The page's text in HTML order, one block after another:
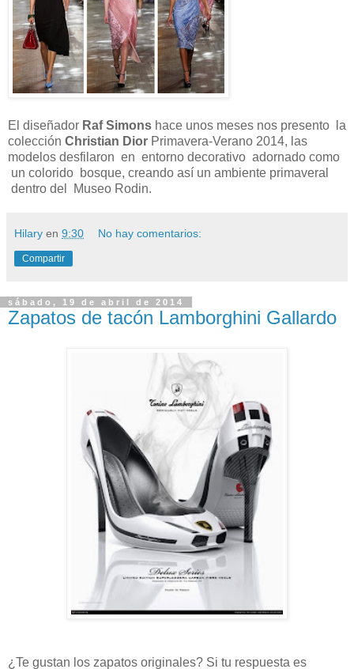
El diseñador Raf Simons hace unos meses nos presento la
colección Christian Dior Primavera-Verano 2014, las
modelos desfilaron en entorno decorativo adornado como
un colorido bosque, creando así un ambiente primaveral
dentro del Museo Rodin.
Hilary en 9:30 No hay comentarios:
Compartir
sábado, 19 de abril de 2014
Zapatos de tacón Lamborghini Gallardo
¿Te gustan los zapatos originales? Si tu respuesta es